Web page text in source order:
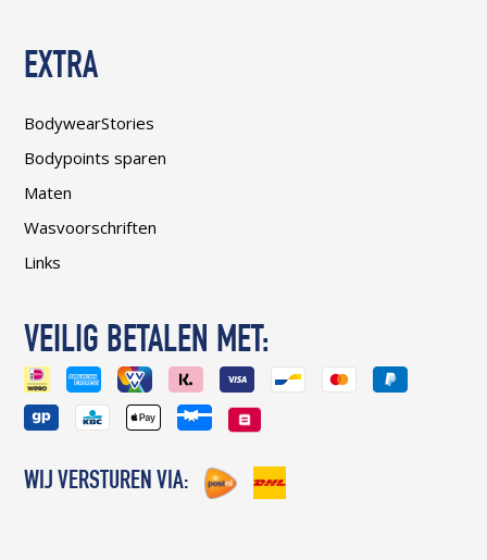
EXTRA
BodywearStories
Bodypoints sparen
Maten
Wasvoorschriften
Links
VEILIG BETALEN MET:
WIJ VERSTUREN VIA: